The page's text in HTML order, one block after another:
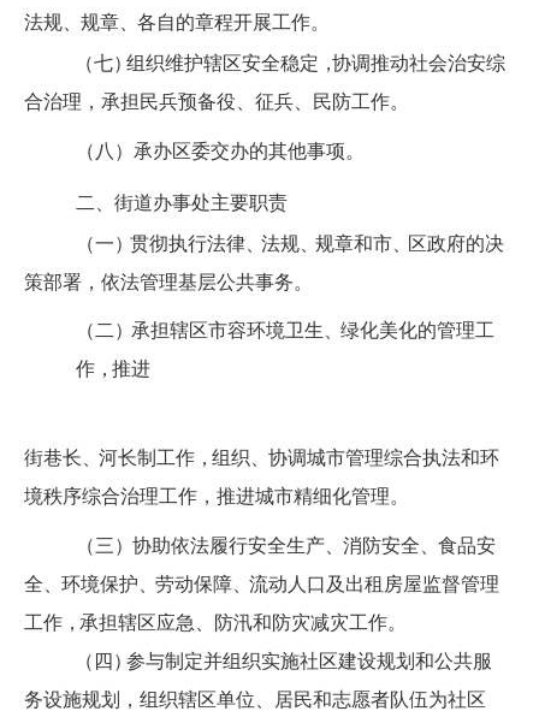
法规
规章
各自的章程开展工作。
（七） 组织维护辖区安全稳定 ，协调推动社会治安综
合治理，承担民兵预备役、征兵、民防工作。
（八）承办区委交办的其他事项。
二、街道办事处主要职责
（一） 贯彻执行法律 法规 规章和市
区政府的决
策部署，依法管理基层公共事务。
（二 ） 承担辖区市容环境卫生
绿化美化的管理工
作 ， 推进
街巷长 河长制工作 ， 组织
协调城市管理综合执法和环
境秩序综合治理工作，推进城市精细化管理。
（三） 协助依法履行安全生产 消防安全
食品安
全
环境保护 劳动保障
流动人口及出租房屋监督管理
工作 ， 承担辖区应急、防汛和防灾减灾工作。
（四 ） 参与制 定并组织实施社区建设规划和公共服
务设施规划，组织辖区单位、居民和志愿者队伍为社区